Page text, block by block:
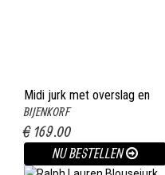
Midi jurk met overslag en
ceintuur kobaltblauw
BIJENKORF
€ 169.00
NU BESTELLEN